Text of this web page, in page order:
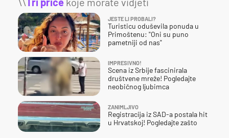
JESTE LI PROBALI?
Turisticu oduševila ponuda u
Primoštenu: "Oni su puno
pametniji od nas"
IMPRESIVNO!
Scena iz Srbije fascinirala
društvene mreže! Pogledajte
neobičnog ljubimca
ZANIMLJIVO
Registracija iz SAD-a postala hit
u Hrvatskoj! Pogledajte zašto